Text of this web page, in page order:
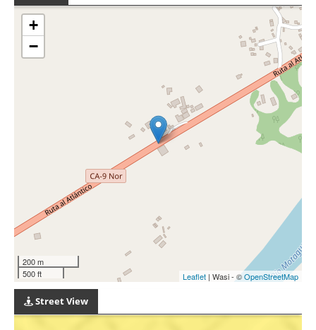
+
−
200 m
500 ft
Leaflet | Wasi - ©OpenStreetMap
Street View